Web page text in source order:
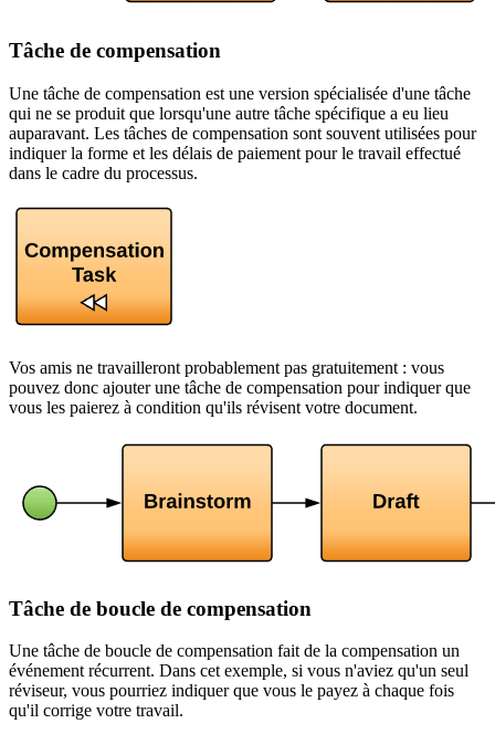
Tâche de compensation
Une tâche de compensation est une version spécialisée d'une tâche
qui ne se produit que lorsqu'une autre tâche spécifique a eu lieu
auparavant. Les tâches de compensation sont souvent utilisées pour
indiquer la forme et les délais de paiement pour le travail effectué
dans le cadre du processus.
Vos amis ne travailleront probablement pas gratuitement : vous
pouvez donc ajouter une tâche de compensation pour indiquer que
vous les paierez à condition qu'ils révisent votre document.
Tâche de boucle de compensation
Une tâche de boucle de compensation fait de la compensation un
événement récurrent. Dans cet exemple, si vous n'aviez qu'un seul
réviseur, vous pourriez indiquer que vous le payez à chaque fois
qu'il corrige votre travail.